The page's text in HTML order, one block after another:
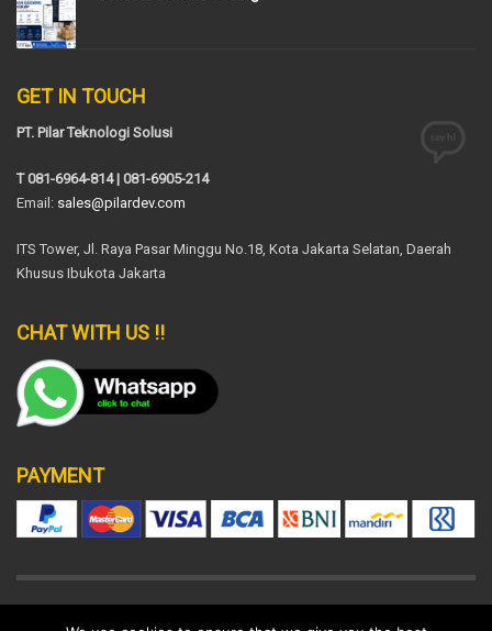
GET IN TOUCH
PT. Pilar Teknologi Solusi
T 081-6964-814 | 081-6905-214
Email: sales@pilardev.com
ITS Tower, Jl. Raya Pasar Minggu No.18, Kota Jakarta Selatan, Daerah
Khusus Ibukota Jakarta
CHAT WITH US !!
PAYMENT
DISCLAIMER SUPPORT POLICY LEGAL